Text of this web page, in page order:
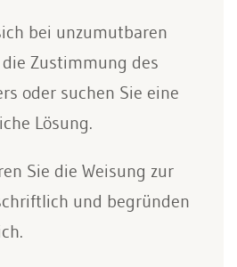
bei unzumutbaren
Zustimmung des
oder suchen Sie eine
Lösung.
Sie die Weisung zur
und begründen